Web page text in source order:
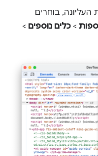
בוחרים
> כלים נוספים >